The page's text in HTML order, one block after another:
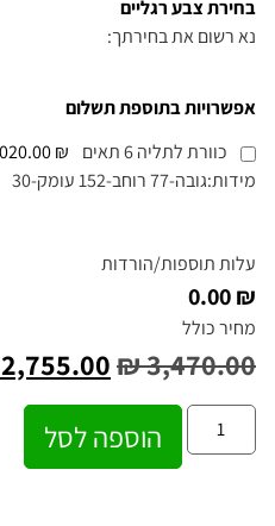
בחירת צבע רגליים
נא רשום את בחירתך:
אפשרויות בתוספת תשלום
כוורת לתליה 6 תאים
₪ 1,020.00
מידות:גובה-77 רוחב-152 עומק-30
עלות תוספות/הורדות
₪ 0.00
מחיר כולל
₪3,470.00
2,755.00
הוספה לסל